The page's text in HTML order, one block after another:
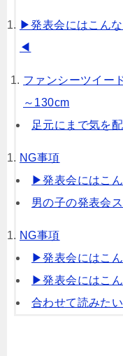
▶︎発表会にはこんな
◀︎
ファンシーツイー
～130cm
足元にまで気を配
NG事項
▶︎発表会にはこ
男の子の発表会
NG事項
▶︎発表会にはこ
▶︎発表会にはこ
合わせて読みた